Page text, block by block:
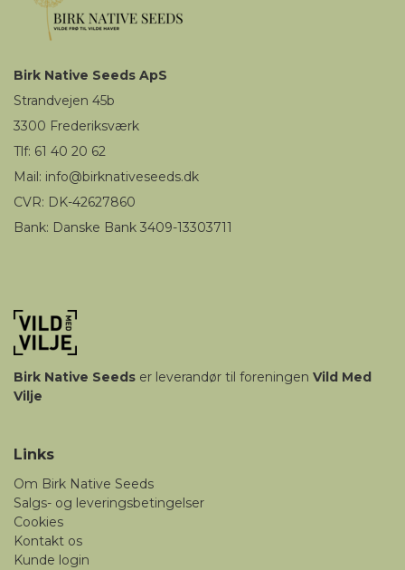
Birk Native Seeds ApS
Strandvejen 45b
3300 Frederiksværk
Tlf: 61 40 20 62
Mail: info@birknativeseeds.dk
CVR: DK-42627860
Bank: Danske Bank 3409-13303711
Birk Native Seeds er leverandør til foreningen Vild Med
Vilje
Links
Om Birk Native Seeds
Salgs- og leveringsbetingelser
Cookies
Kontakt os
Kunde login